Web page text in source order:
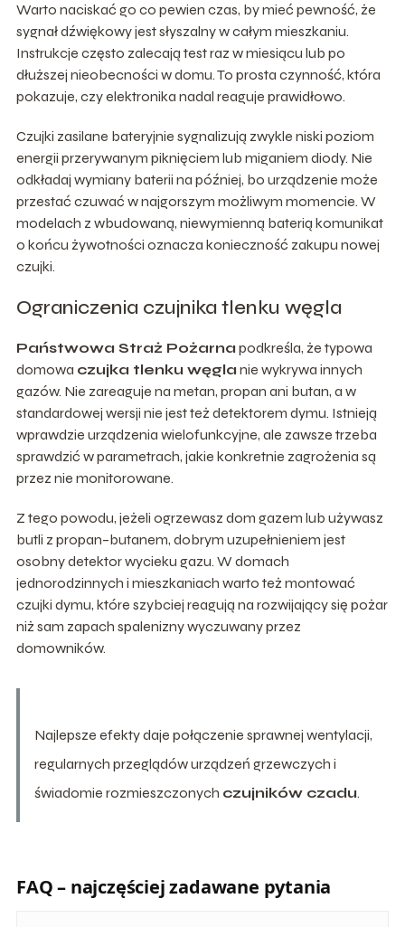
Warto naciskać go co pewien czas, by mieć pewność, że
sygnał dźwiękowy jest słyszalny w całym mieszkaniu.
Instrukcje często zalecają test raz w miesiącu lub po
dłuższej nieobecności w domu. To prosta czynność, która
pokazuje, czy elektronika nadal reaguje prawidłowo.
Czujki zasilane bateryjnie sygnalizują zwykle niski poziom
energii przerywanym piknięciem lub miganiem diody. Nie
odkładaj wymiany baterii na później, bo urządzenie może
przestać czuwać w najgorszym możliwym momencie. W
modelach z wbudowaną, niewymienną baterią komunikat
o końcu żywotności oznacza konieczność zakupu nowej
czujki.
Ograniczenia czujnika tlenku węgla
Państwowa Straż Pożarna podkreśla, że typowa
domowa czujka tlenku węgla nie wykrywa innych
gazów. Nie zareaguje na metan, propan ani butan, a w
standardowej wersji nie jest też detektorem dymu. Istnieją
wprawdzie urządzenia wielofunkcyjne, ale zawsze trzeba
sprawdzić w parametrach, jakie konkretnie zagrożenia są
przez nie monitorowane.
Z tego powodu, jeżeli ogrzewasz dom gazem lub używasz
butli z propan–butanem, dobrym uzupełnieniem jest
osobny detektor wycieku gazu. W domach
jednorodzinnych i mieszkaniach warto też montować
czujki dymu, które szybciej reagują na rozwijający się pożar
niż sam zapach spalenizny wyczuwany przez
domowników.
Najlepsze efekty daje połączenie sprawnej wentylacji,
regularnych przeglądów urządzeń grzewczych i
świadomie rozmieszczonych czujników czadu.
FAQ – najczęściej zadawane pytania